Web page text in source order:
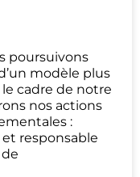
poursuivons
modèle plus
cadre de notre
nos actions
:
responsable